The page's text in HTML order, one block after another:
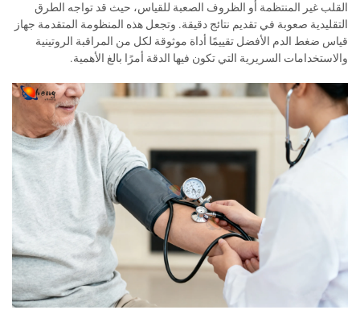
القلب غير المنتظمة أو الظروف الصعبة للقياس، حيث قد تواجه الطرق
التقليدية صعوبة في تقديم نتائج دقيقة. وتجعل هذه المنظومة المتقدمة جهاز
قياس ضغط الدم الأفضل تقييمًا أداة موثوقة لكل من المراقبة الروتينية
والاستخدامات السريرية التي تكون فيها الدقة أمرًا بالغ الأهمية.